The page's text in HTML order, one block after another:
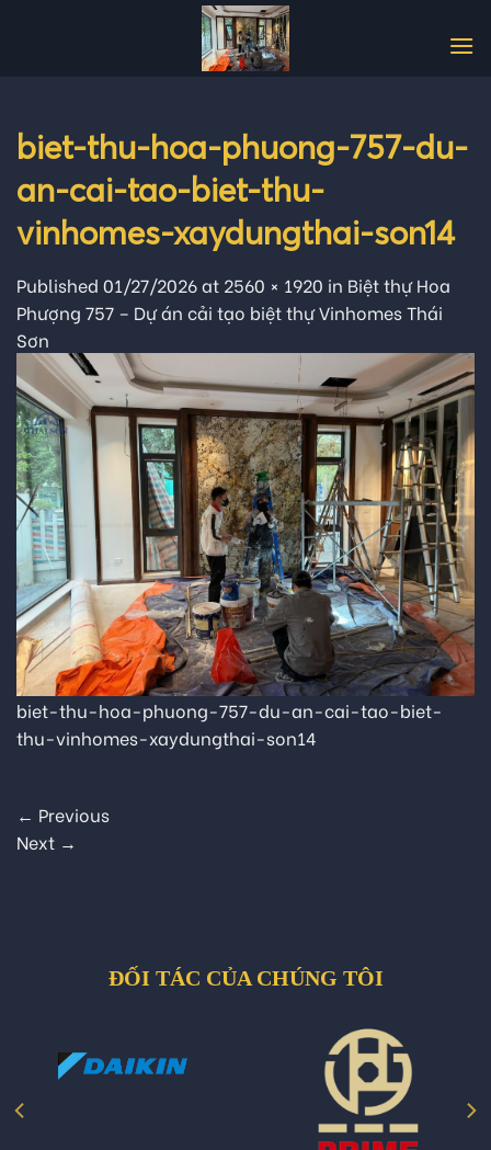
biet-thu-hoa-phuong-757-du-
an-cai-tao-biet-thu-
vinhomes-xaydungthai-son14
Published 01/27/2026at 2560 × 1920 in Biệt thự Hoa
Phượng 757 – Dự án cải tạo biệt thự Vinhomes Thái
Sơn
biet-thu-hoa-phuong-757-du-an-cai-tao-biet-
thu-vinhomes-xaydungthai-son14
← Previous
Next →
ĐỐI TÁC CỦA CHÚNG TÔI